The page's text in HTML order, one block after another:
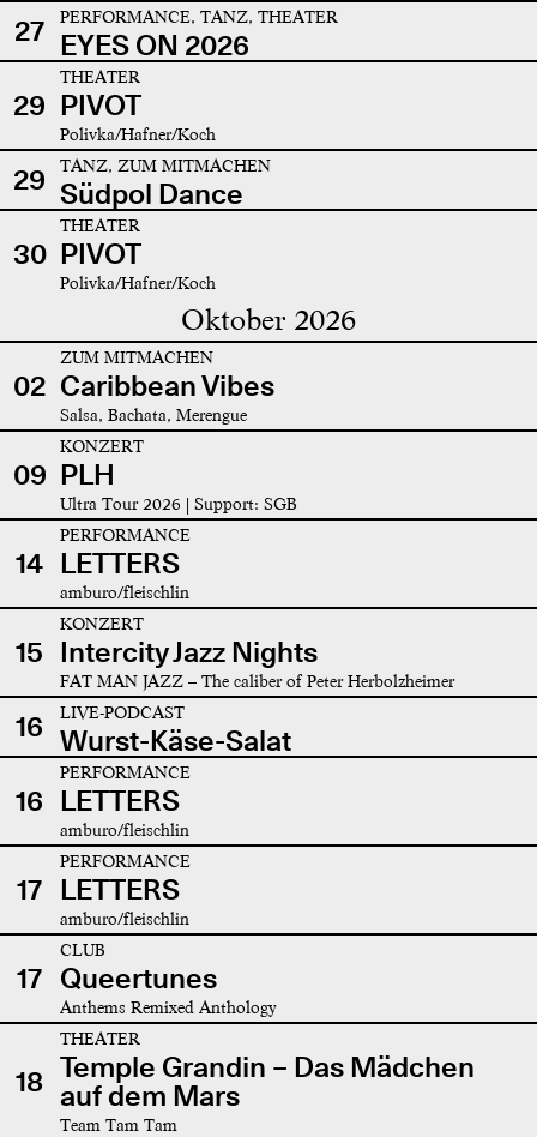
27 PERFORMANCE, TANZ, THEATER
EYES ON 2026
29
THEATER
PIVOT
Polivka/Hafner/Koch
29 TANZ, ZUM MITMACHEN
Südpol Dance
30
THEATER
PIVOT
Polivka/Hafner/Koch
Oktober 2026
02
ZUM MITMACHEN
Caribbean Vibes
Salsa, Bachata, Merengue
09
KONZERT
PLH
Ultra Tour 2026 | Support: SGB
14
PERFORMANCE
LETTERS
amburo/fleischlin
15
KONZERT
Intercity Jazz Nights
FAT MAN JAZZ – The caliber of Peter Herbolzheimer
16 LIVE-PODCAST
Wurst-Käse-Salat
16
PERFORMANCE
LETTERS
amburo/fleischlin
17
PERFORMANCE
LETTERS
amburo/fleischlin
17
CLUB
Queertunes
Anthems Remixed Anthology
18
THEATER
Temple Grandin – Das Mädchen
auf dem Mars
Team Tam Tam